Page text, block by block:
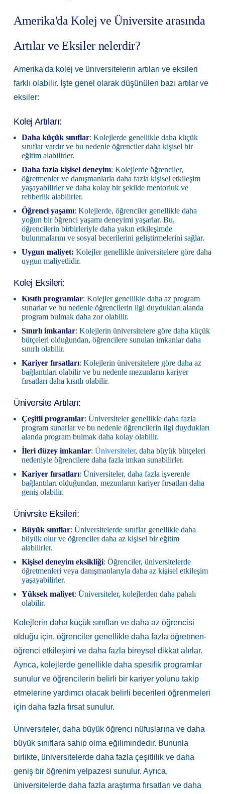
Amerika'da Kolej ve Üniversite arasında
Artılar ve Eksiler nelerdir?
Amerika'da kolej ve üniversitelerin artıları ve eksileri
farklı olabilir. İşte genel olarak düşünülen bazı artılar ve
eksiler:
Kolej Artıları:
Daha küçük sınıflar: Kolejlerde genellikle daha küçük
sınıflar vardır ve bu nedenle öğrenciler daha kişisel bir
eğitim alabilirler.
Daha fazla kişisel deneyim: Kolejlerde öğrenciler,
öğretmenler ve danışmanlarla daha fazla kişisel etkileşim
yaşayabilirler ve daha kolay bir şekilde mentorluk ve
rehberlik alabilirler.
Öğrenci yaşamı: Kolejlerde, öğrenciler genellikle daha
yoğun bir öğrenci yaşamı deneyimi yaşarlar. Bu,
öğrencilerin birbirleriyle daha yakın etkileşimde
bulunmalarını ve sosyal becerilerini geliştirmelerini sağlar.
Uygun maliyet: Kolejler genellikle üniversitelere göre daha
uygun maliyetlidir.
Kolej Eksileri:
Kısıtlı programlar: Kolejler genellikle daha az program
sunarlar ve bu nedenle öğrencilerin ilgi duydukları alanda
program bulmak daha zor olabilir.
Sınırlı imkanlar: Kolejlerin üniversitelere göre daha küçük
bütçeleri olduğundan, öğrencilere sunulan imkanlar daha
sınırlı olabilir.
Kariyer fırsatları: Kolejlerin üniversitelere göre daha az
bağlantıları olabilir ve bu nedenle mezunların kariyer
fırsatları daha kısıtlı olabilir.
Üniversite Artıları:
Çeşitli programlar: Üniversiteler genellikle daha fazla
program sunarlar ve bu nedenle öğrencilerin ilgi duydukları
alanda program bulmak daha kolay olabilir.
İleri düzey imkanlar: Üniversiteler, daha büyük bütçeleri
nedeniyle öğrencilere daha fazla imkan sunabilirler.
Kariyer fırsatları: Üniversiteler, daha fazla işverenle
bağlantıları olduğundan, mezunların kariyer fırsatları daha
geniş olabilir.
Ünivrsite Eksileri:
Büyük sınıflar: Üniversitelerde sınıflar genellikle daha
büyük olur ve öğrenciler daha az kişisel bir eğitim
alabilirler.
Kişisel deneyim eksikliği: Öğrenciler, üniversitelerde
öğretmenleri veya danışmanlarıyla daha az kişisel etkileşim
yaşayabilirler.
Yüksek maliyet: Üniversiteler, kolejlerden daha pahalı
olabilir.
Kolejlerin daha küçük sınıfları ve daha az öğrencisi
olduğu için, öğrenciler genellikle daha fazla öğretmen-
öğrenci etkileşimi ve daha fazla bireysel dikkat alırlar.
Ayrıca, kolejlerde genellikle daha spesifik programlar
sunulur ve öğrencilerin belirli bir kariyer yolunu takip
etmelerine yardımcı olacak belirli becerileri öğrenmeleri
için daha fazla fırsat sunulur.
Üniversiteler, daha büyük öğrenci nüfuslarına ve daha
büyük sınıflara sahip olma eğilimindedir. Bununla
birlikte, üniversitelerde daha fazla çeşitlilik ve daha
geniş bir öğrenim yelpazesi sunulur. Ayrıca,
üniversitelerde daha fazla araştırma fırsatları ve daha